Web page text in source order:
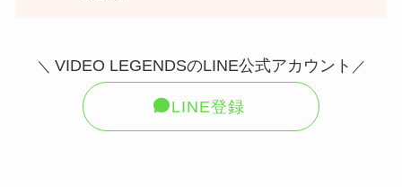
＼ VIDEO LEGENDSのLINE公式アカウント ／
LINE登録